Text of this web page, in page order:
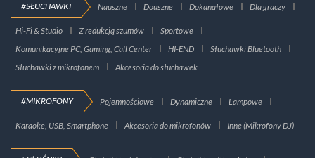
#SŁUCHAWKI Nauszne Douszne Dokanałowe Dla graczy
Hi-Fi & Studio Z redukcją szumów
Sportowe
Komunikacyjne PC, Gaming, Call Center
HI-END
Słuchawki Bluetooth
Słuchawki z mikrofonem
Akcesoria do słuchawek
#MIKROFONY Pojemnościowe Dynamiczne Lampowe
Karaoke, USB, Smartphone Akcesoria do mikrofonów Inne (Mikrofony DJ)